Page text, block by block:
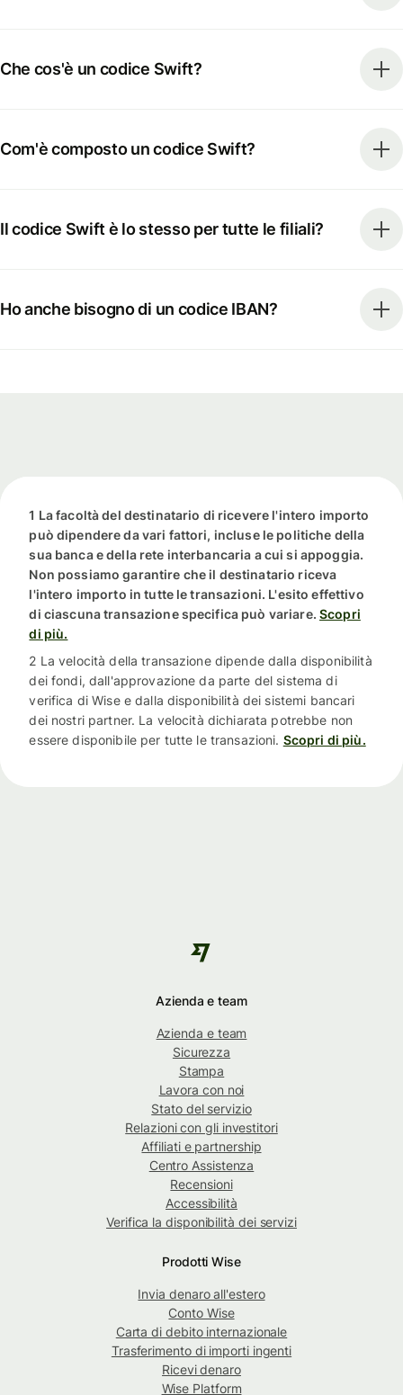
Che cos'è un codice Swift?
Com'è composto un codice Swift?
Il codice Swift è lo stesso per tutte le filiali?
Ho anche bisogno di un codice IBAN?
1 La facoltà del destinatario di ricevere l'intero importo
può dipendere da vari fattori, incluse le politiche della
sua banca e della rete interbancaria a cui si appoggia.
Non possiamo garantire che il destinatario riceva
l'intero importo in tutte le transazioni. L'esito effettivo
di ciascuna transazione specifica può variare. Scopri
di più.
2 La velocità della transazione dipende dalla disponibilità
dei fondi, dall'approvazione da parte del sistema di
verifica di Wise e dalla disponibilità dei sistemi bancari
dei nostri partner. La velocità dichiarata potrebbe non
essere disponibile per tutte le transazioni. Scopri di più.
Azienda e team
Azienda e team
Sicurezza
Stampa
Lavora con noi
Stato del servizio
Relazioni con gli investitori
Affiliati e partnership
Centro Assistenza
Recensioni
Accessibilità
Verifica la disponibilità dei servizi
Prodotti Wise
Invia denaro all'estero
Conto Wise
Carta di debito internazionale
Trasferimento di importi ingenti
Ricevi denaro
Wise Platform